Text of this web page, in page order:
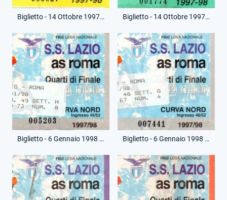
Biglietto - 14 Ottobre 1997 - Coppa Italia - Lazio-Napoli Biglietto - 14 Ottobre 1997 - Coppa Italia - Lazio-Napoli
Biglietto - 6 Gennaio 1998 - Coppa Italia - Lazio-Roma Biglietto - 6 Gennaio 1998 - Coppa Italia - Lazio-Roma